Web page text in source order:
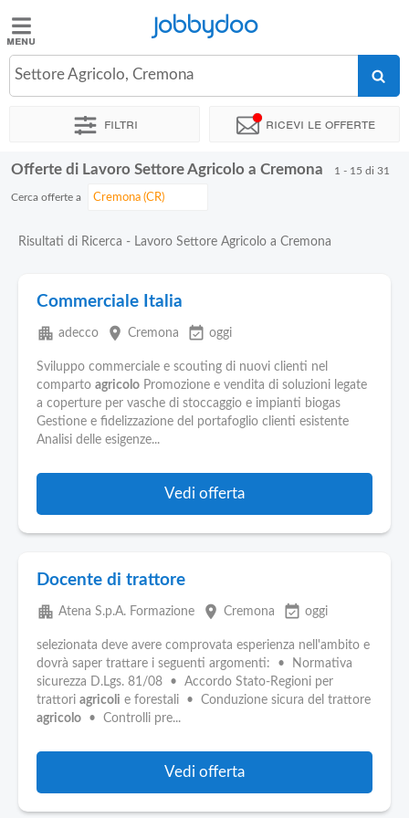
Jobbydoo
Offerte
Stipendi
Elenco
Pubblica
Offerte
Aziende
Jobbydoo
Settore Agricolo, Cremona
Filtri Ricevi le offerte
Offerte di Lavoro Settore Agricolo a Cremona 1 - 15 di 31
Cerca offerte a
Risultati di Ricerca - Lavoro Settore Agricolo a Cremona
Commerciale Italia
apartment adecco place Cremona event_available oggi
Sviluppo commerciale e scouting di nuovi clienti nel
comparto agricolo Promozione e vendita di soluzioni legate
a coperture per vasche di stoccaggio e impianti biogas
Gestione e fidelizzazione del portafoglio clienti esistente
Analisi delle esigenze...
Vedi offerta
Docente di trattore
apartment Atena S.p.A. Formazione place Cremona event_available oggi
selezionata deve avere comprovata esperienza nell'ambito e
dovrà saper trattare i seguenti argomenti: • Normativa
sicurezza D.Lgs. 81/08 • Accordo Stato-Regioni per
trattori agricoli e forestali • Conduzione sicura del trattore
agricolo • Controlli pre...
Vedi offerta